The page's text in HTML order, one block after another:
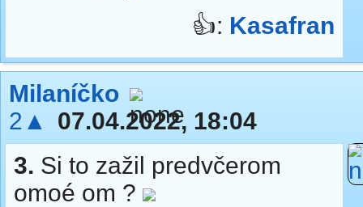
👍: Kasafran
Milaníčko
2▲
07.04.2022, 18:04
3. Si to zažil predvčerom
omoé om ?